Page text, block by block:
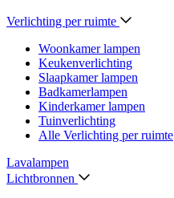
Verlichting per ruimte
Woonkamer lampen
Keukenverlichting
Slaapkamer lampen
Badkamerlampen
Kinderkamer lampen
Tuinverlichting
Alle Verlichting per ruimte
Lavalampen
Lichtbronnen